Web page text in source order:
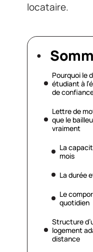
locataire.
Pourquoi le
étudiant à
de
Lettre de
que le
vraiment
La
mois
La durée
Le
quotidien
Structure
logement
distance